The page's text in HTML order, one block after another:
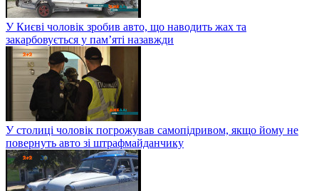
У Києві чоловік зробив авто, що наводить жах та
закарбовується у пам’яті назавжди
У столиці чоловік погрожував самопідривом, якщо йому не
повернуть авто зі штрафмайданчику